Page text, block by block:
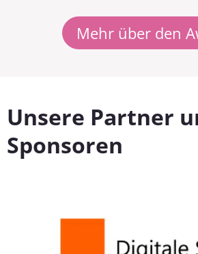
Mehr über den
Unsere Partner
Sponsoren